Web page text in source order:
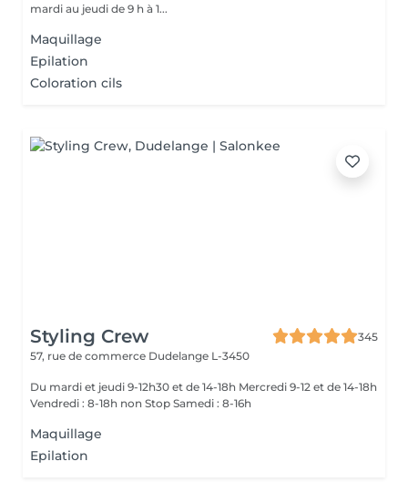
mardi au jeudi de 9 h à 1...
Maquillage
Epilation
Coloration cils
Styling Crew
345
57, rue de commerce Dudelange L-3450
Du mardi et jeudi 9-12h30 et de 14-18h Mercredi 9-12 et de 14-18h
Vendredi : 8-18h non Stop Samedi : 8-16h
Maquillage
Epilation